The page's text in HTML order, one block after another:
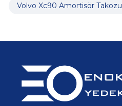
Volvo Xc90 Amortisör Takozu